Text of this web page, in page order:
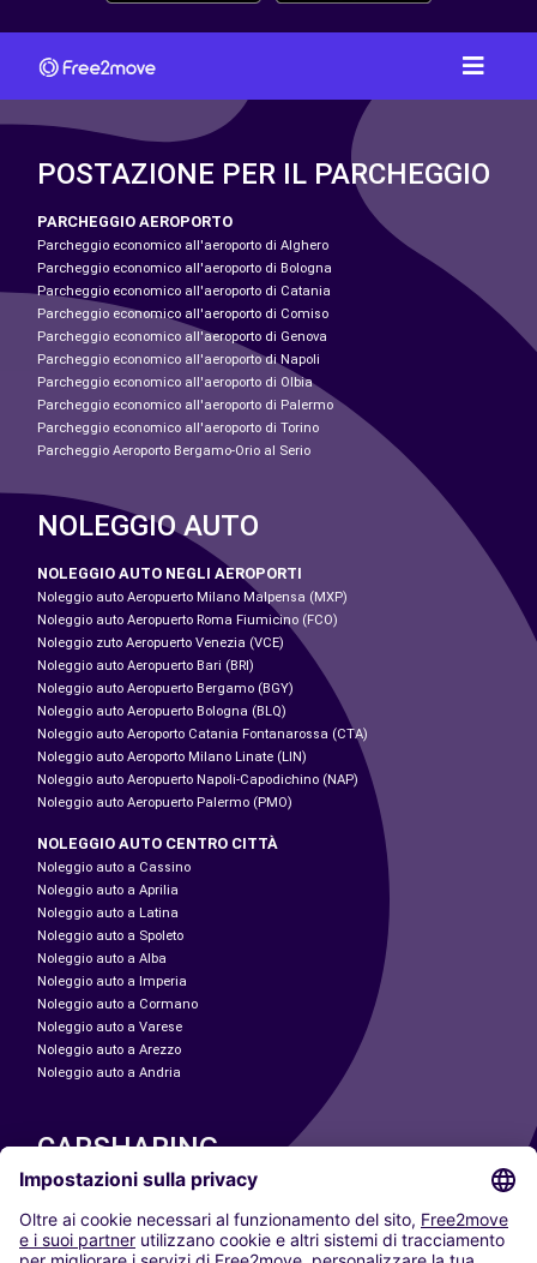
POSTAZIONE PER IL PARCHEGGIO
PARCHEGGIO AEROPORTO
Parcheggio economico all'aeroporto di Alghero
Parcheggio economico all'aeroporto di Bologna
Parcheggio economico all'aeroporto di Catania
Parcheggio economico all'aeroporto di Comiso
Parcheggio economico all'aeroporto di Genova
Parcheggio economico all'aeroporto di Napoli
Parcheggio economico all'aeroporto di Olbia
Parcheggio economico all'aeroporto di Palermo
Parcheggio economico all'aeroporto di Torino
Parcheggio Aeroporto Bergamo-Orio al Serio
NOLEGGIO AUTO
NOLEGGIO AUTO NEGLI AEROPORTI
Noleggio auto Aeropuerto Milano Malpensa (MXP)
Noleggio auto Aeropuerto Roma Fiumicino (FCO)
Noleggio zuto Aeropuerto Venezia (VCE)
Noleggio auto Aeropuerto Bari (BRI)
Noleggio auto Aeropuerto Bergamo (BGY)
Noleggio auto Aeropuerto Bologna (BLQ)
Noleggio auto Aeroporto Catania Fontanarossa (CTA)
Noleggio auto Aeroporto Milano Linate (LIN)
Noleggio auto Aeropuerto Napoli-Capodichino (NAP)
Noleggio auto Aeropuerto Palermo (PMO)
NOLEGGIO AUTO CENTRO CITTÀ
Noleggio auto a Cassino
Noleggio auto a Aprilia
Noleggio auto a Latina
Noleggio auto a Spoleto
Noleggio auto a Alba
Noleggio auto a Imperia
Noleggio auto a Cormano
Noleggio auto a Varese
Noleggio auto a Arezzo
Noleggio auto a Andria
CARSHARING
LE NOSTRE CITTÀ
Paris
Madrid